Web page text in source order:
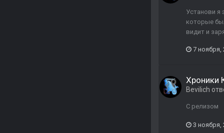
Установи я
которые
видит и
7 ноября,
Хроники
Bevilich
C релизом
3 ноября,